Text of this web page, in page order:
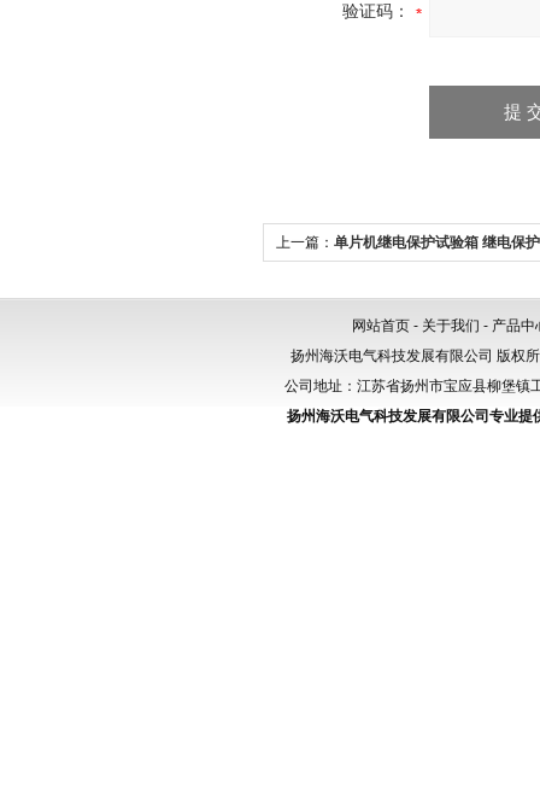
验证码：
上一篇： 单片机继电保护试验箱 继电保
网站首页 - 关于我们 - 产品中
扬州海沃电气科技发展有限公司 版权
公司地址：江苏省扬州市宝应县柳堡
扬州海沃电气科技发展有限公司专业提